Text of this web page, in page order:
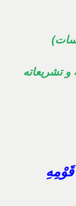
تشريعاته